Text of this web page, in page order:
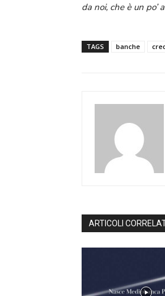
da noi, che è un po’
TAGS banche
ARTICOLI